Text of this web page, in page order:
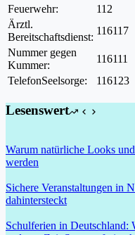
Feuerwehr:
112
Ärztl.
Bereitschaftsdienst:
116117
Nummer gegen
Kummer:
116111
TelefonSeelsorge:
116123
Lesenswert
Warum natürliche Looks
werden
Sichere Veranstaltungen in
dahintersteckt
Schulferien in Deutschland: